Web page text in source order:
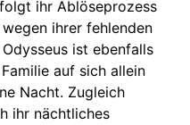
ihr Ablöseprozess
ihrer fehlenden
ist ebenfalls
auf sich allein
Nacht. Zugleich
ihr nächtliches